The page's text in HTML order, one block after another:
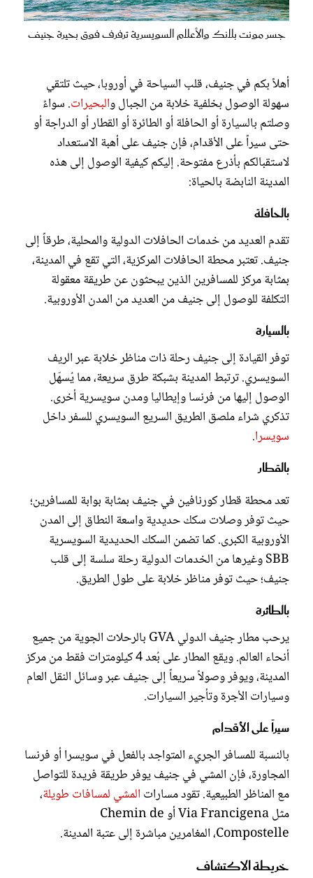
جسر مونت بلانك والأعلام السويسرية ترفرف فوق بحيرة جنيف
أهلاً بكم في جنيف، قلب السياحة في أوروبا، حيث تلتقي
سهولة الوصول بخلفية خلابة من الجبال والبحيرات. سواءً
وصلتم بالسيارة أو الحافلة أو الطائرة أو القطار أو الدراجة أو
حتى سيراً على الأقدام، فإن جنيف على أهبة الاستعداد
لاستقبالكم بأذرع مفتوحة. إليكم كيفية الوصول إلى هذه
المدينة النابضة بالحياة:
بالحافلة
تقدم العديد من خدمات الحافلات الدولية والمحلية، طرقاً إلى
جنيف. تعتبر محطة الحافلات المركزية، التي تقع في المدينة،
بمثابة مركز للمسافرين الذين يبحثون عن طريقة معقولة
التكلفة للوصول إلى جنيف من العديد من المدن الأوروبية.
بالسيارة
توفر القيادة إلى جنيف رحلة ذات مناظر خلابة عبر الريف
السويسري. ترتبط المدينة بشبكة طرق سريعة، مما يُسهّل
الوصول إليها من فرنسا وإيطاليا ومدن سويسرية أخرى.
تذكري شراء ملصق الطريق السريع السويسري للسفر داخل
سويسرا.
بالقطار
تعد محطة قطار كورنافين في جنيف بمثابة بوابة للمسافرين؛
حيث توفر وصلات سكك حديدية واسعة النطاق إلى المدن
الأوروبية الكبرى. كما تضمن السكك الحديدية السويسرية
SBB وغيرها من الخدمات الدولية رحلة سلسة إلى قلب
جنيف؛ حيث توفر مناظر خلابة على طول الطريق.
بالطائرة
يرحب مطار جنيف الدولي GVA بالرحلات الجوية من جميع
أنحاء العالم. ويقع المطار على بُعد 4 كيلومترات فقط من مركز
المدينة، ويوفر وصولاً سريعاً إلى جنيف عبر وسائل النقل العام
وسيارات الأجرة وتأجير السيارات.
سيراً على الأقدام
بالنسبة للمسافر الجريء المتواجد بالفعل في سويسرا أو فرنسا
المجاورة، فإن المشي في جنيف يوفر طريقة فريدة للتواصل
مع المناظر الطبيعية. تقود مسارات المشي لمسافات طويلة،
مثل Via Francigena أو Chemin de
Compostelle، المغامرين مباشرة إلى عتبة المدينة.
خريطة الاكتشاف